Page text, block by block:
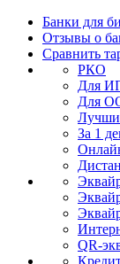
Банки для
Отзывы о
Сравнить
РКО
Для
Для
За 1
QR-